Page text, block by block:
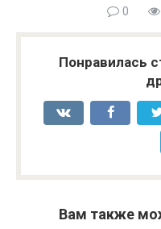
0
Понравилась
Вам также